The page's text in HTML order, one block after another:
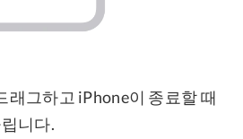
래그하고 iPhone이 종료할 때
니다.